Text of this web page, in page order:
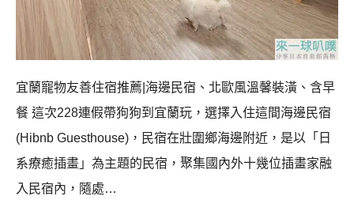
宜蘭寵物友善住宿推薦|海邊民宿、北歐風溫馨裝潢、含早
餐 這次228連假帶狗狗到宜蘭玩，選擇入住這間海邊民宿
(Hibnb Guesthouse)，民宿在壯圍鄉海邊附近，是以「日
系療癒插畫」為主題的民宿，聚集國內外十幾位插畫家融
入民宿內，隨處…